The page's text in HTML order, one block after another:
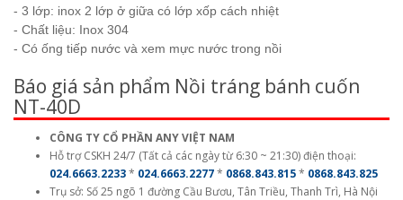
- 3 lớp: inox 2 lớp ở giữa có lớp xốp cách nhiệt
- Chất liệu: Inox 304
- Có ống tiếp nước và xem mực nước trong nồi
Báo giá sản phẩm Nồi tráng bánh cuốn
NT-40D
CÔNG TY CỔ PHẦN ANY VIỆT NAM
Hỗ trợ CSKH 24/7 (Tất cả các ngày từ 6:30 ~ 21:30) điện thoại:
024.6663.2233* 024.6663.2277* 0868.843.815* 0868.843.825
Trụ sở: Số 25 ngõ 1 đường Cầu Bươu, Tân Triều, Thanh Trì, Hà Nội